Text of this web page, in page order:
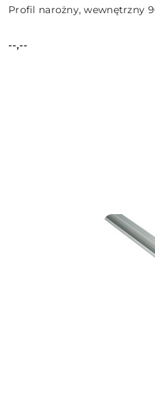
Profil narożny, wewnętrzny
Cena:
--,--